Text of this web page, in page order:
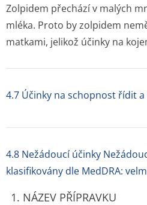
Zolpidem přechází v malých
mléka. Proto by zolpidem
matkami, jelikož účinky na
4.7 Účinky na schopnost řídit
4.8 Nežádoucí účinky
klasifikovány dle MedDRA:
1. NÁZEV PŘÍPRAVKU